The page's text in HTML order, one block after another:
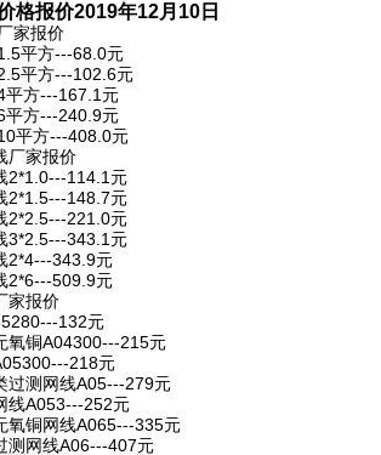
格报价2019年12月10日
家报价
平方---68.0元
平方---102.6元
平方---167.1元
平方---240.9元
平方---408.0元
厂家报价
2*1.0---114.1元
2*1.5---148.7元
2*2.5---221.0元
3*2.5---343.1元
2*4---343.9元
2*6---509.9元
家报价
132元
氧铜A04300---215元
218元
过测网线A05---279元
线A053---252元
氧铜网线A065---335元
测网线A06---407元